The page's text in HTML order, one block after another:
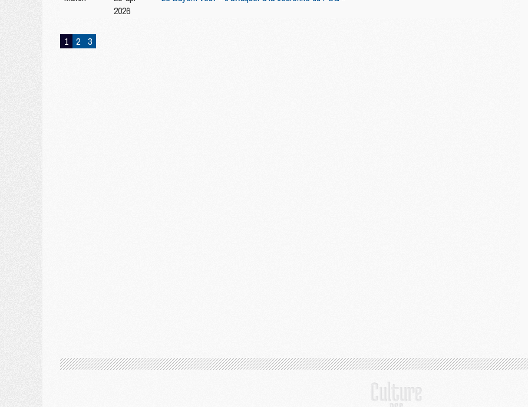
2026
1 2 3